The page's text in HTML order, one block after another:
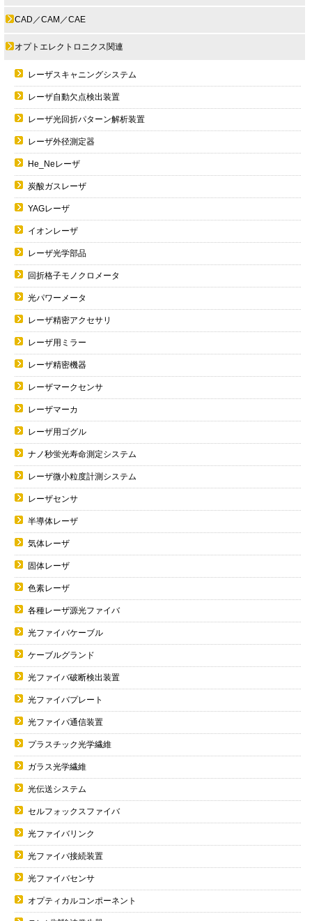
CAD／CAM／CAE
オプトエレクトロニクス関連
レーザスキャニングシステム
レーザ自動欠点検出装置
レーザ光回折パターン解析装置
レーザ外径測定器
He_Neレーザ
炭酸ガスレーザ
YAGレーザ
イオンレーザ
レーザ光学部品
回折格子モノクロメータ
光パワーメータ
レーザ精密アクセサリ
レーザ用ミラー
レーザ精密機器
レーザマークセンサ
レーザマーカ
レーザ用ゴグル
ナノ秒蛍光寿命測定システム
レーザ微小粒度計測システム
レーザセンサ
半導体レーザ
気体レーザ
固体レーザ
色素レーザ
各種レーザ源光ファイバ
光ファイバケーブル
ケーブルグランド
光ファイバ破断検出装置
光ファイバプレート
光ファイバ通信装置
プラスチック光学繊維
ガラス光学繊維
光伝送システム
セルフォックスファイバ
光ファイバリンク
光ファイバ接続装置
光ファイバセンサ
オプティカルコンポーネント